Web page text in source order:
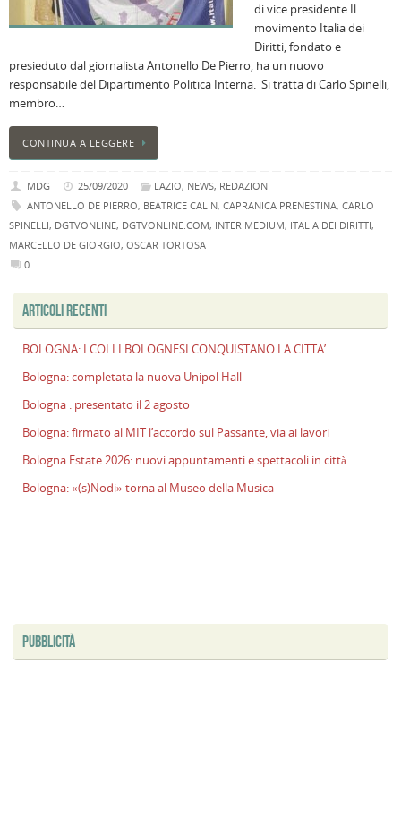
di vice presidente Il
movimento Italia dei
Diritti, fondato e
presieduto dal giornalista Antonello De Pierro, ha un nuovo
responsabile del Dipartimento Politica Interna. Si tratta di Carlo Spinelli,
membro…
CONTINUA A LEGGERE
MDG 25/09/2020 LAZIO, NEWS, REDAZIONI
ANTONELLO DE PIERRO, BEATRICE CALIN, CAPRANICA PRENESTINA, CARLO
SPINELLI, DGTVONLINE, DGTVONLINE.COM, INTER MEDIUM, ITALIA DEI DIRITTI,
MARCELLO DE GIORGIO, OSCAR TORTOSA
0
ARTICOLI RECENTI
BOLOGNA: I COLLI BOLOGNESI CONQUISTANO LA CITTA’
Bologna: completata la nuova Unipol Hall
Bologna : presentato il 2 agosto
Bologna: firmato al MIT l’accordo sul Passante, via ai lavori
Bologna Estate 2026: nuovi appuntamenti e spettacoli in città
Bologna: «(s)Nodi» torna al Museo della Musica
PUBBLICITÀ